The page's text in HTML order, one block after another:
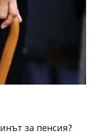
за пенсия?